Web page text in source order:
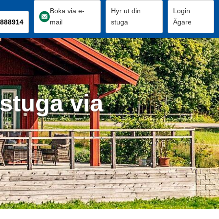
Boka via e-
mail
Hyr ut din
stuga
Login
Ägare
via